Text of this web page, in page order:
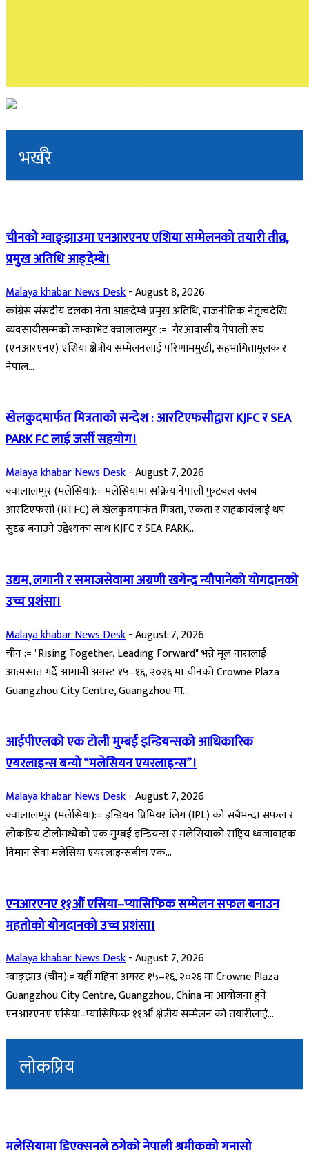
भर्खरै
चीनको ग्वाङ्झाउमा एनआरएनए एशिया सम्मेलनको तयारी तीव्र,
प्रमुख अतिथि आङ्देम्बे।
Malaya khabar News Desk-August 8, 2026
कांग्रेस संसदीय दलका नेता आङदेम्बे प्रमुख अतिथि, राजनीतिक नेतृत्वदेखि
व्यवसायीसम्मको जम्काभेट क्वालालम्पुर := गैरआवासीय नेपाली संघ
(एनआरएनए) एशिया क्षेत्रीय सम्मेलनलाई परिणाममुखी, सहभागितामूलक र
नेपाल...
खेलकुदमार्फत मित्रताको सन्देश : आरटिएफसीद्वारा KJFC र SEA
PARK FC लाई जर्सी सहयोग।
Malaya khabar News Desk-August 7, 2026
क्वालालम्पुर (मलेसिया):= मलेसियामा सक्रिय नेपाली फुटबल क्लब
आरटिएफसी (RTFC) ले खेलकुदमार्फत मित्रता, एकता र सहकार्यलाई थप
सुदृढ बनाउने उद्देश्यका साथ KJFC र SEA PARK...
उद्यम, लगानी र समाजसेवामा अग्रणी खगेन्द्र न्यौपानेको योगदानको
उच्च प्रशंसा।
Malaya khabar News Desk-August 7, 2026
चीन := "Rising Together, Leading Forward" भन्ने मूल नारालाई
आत्मसात गर्दै आगामी अगस्ट १५–१६, २०२६ मा चीनको Crowne Plaza
Guangzhou City Centre, Guangzhou मा...
आईपीएलको एक टोली मुम्बई इन्डियन्सको आधिकारिक
एयरलाइन्स बन्यो “मलेसियन एयरलाइन्स”।
Malaya khabar News Desk-August 7, 2026
क्वालालम्पुर (मलेसिया):= इन्डियन प्रिमियर लिग (IPL) को सबैभन्दा सफल र
लोकप्रिय टोलीमध्येको एक मुम्बई इन्डियन्स र मलेसियाको राष्ट्रिय ध्वजावाहक
विमान सेवा मलेसिया एयरलाइन्सबीच एक...
एनआरएनए ११औं एसिया–प्यासिफिक सम्मेलन सफल बनाउन
महतोको योगदानको उच्च प्रशंसा।
Malaya khabar News Desk-August 7, 2026
ग्वाङ्झाउ (चीन):= यहीँ महिना अगस्ट १५–१६, २०२६ मा Crowne Plaza
Guangzhou City Centre, Guangzhou, China मा आयोजना हुने
एनआरएनए एसिया–प्यासिफिक ११औँ क्षेत्रीय सम्मेलन को तयारीलाई...
लोकप्रिय